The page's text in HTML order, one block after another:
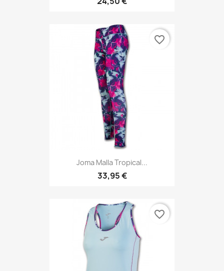
Joma Malla Tropical...
33,95 €
favorite_border
favorite_border